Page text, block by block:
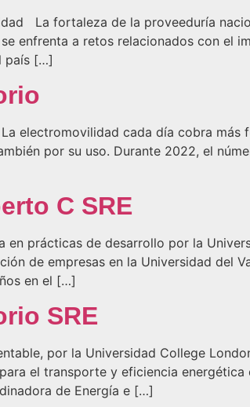
La fortaleza de la proveeduría
enfrenta a retos relacionados con el
país […]
electromovilidad cada día cobra más
por su uso. Durante 2022, el
C SRE
prácticas de desarrollo por la
de empresas en la Universidad del
en el […]
SRE
por la Universidad College
el transporte y eficiencia energética
de Energía e […]